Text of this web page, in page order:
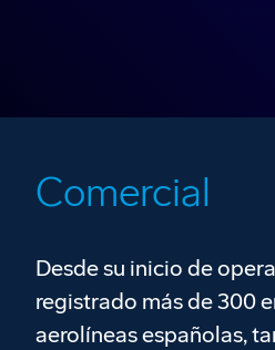
Comercial
Desde su inicio de
registrado más de 300
aerolíneas españolas,